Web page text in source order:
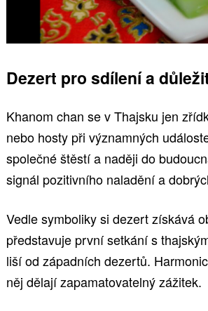
Dezert pro sdílení a
Khanom chan se v Thajsku jen
nebo hosty při významných
společné štěstí a naději do
signál pozitivního naladění a
Vedle symboliky si dezert získává
představuje první setkání s
liší od západních dezertů.
něj dělají zapamatovatelný zážitek.